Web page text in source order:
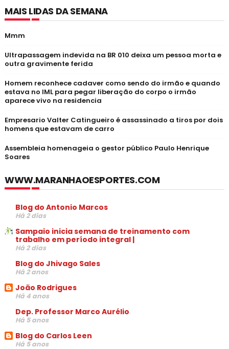
MAIS LIDAS DA SEMANA
Mmm
Ultrapassagem indevida na BR 010 deixa um pessoa morta e
outra gravimente ferida
Homem reconhece cadaver como sendo do irmão e quando
estava no IML para pegar liberação do corpo o irmão
aparece vivo na residencia
Empresario Valter Catingueiro é assassinado a tiros por dois
homens que estavam de carro
Assembleia homenageia o gestor público Paulo Henrique
Soares
WWW.MARANHAOESPORTES.COM
Blog do Antonio Marcos
Há 2 dias
Sampaio inicia semana de treinamento com
trabalho em período integral |
Há 2 dias
Blog do Jhivago Sales
Há 2 anos
João Rodrigues
Há 4 anos
Dep. Professor Marco Aurélio
Há 5 anos
Blog do Carlos Leen
Há 5 anos